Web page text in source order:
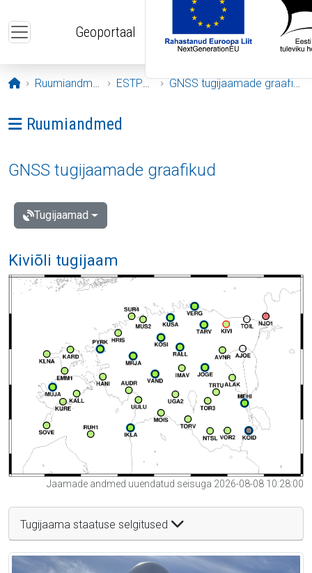
Geoportaal
Avaleht
Ruumiandmed ESTPOS GNSS tugijaamade graafikud
Ava menüü: Ruumiandmed
Ruumiandmed
GNSS tugijaamade graafikud
Tugijaamad
Kiviõli tugijaam
Jaamade andmed uuendatud seisuga 2026-08-08 10:28:00
Tugijaama staatuse selgitused